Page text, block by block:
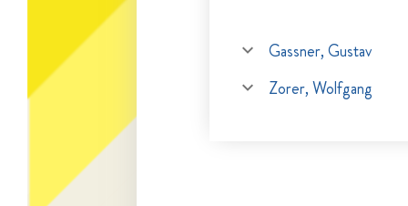
Gassner, Gustav
Zorer, Wolfgang